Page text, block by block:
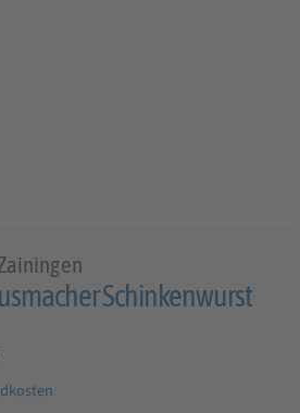
Schinkenwurst